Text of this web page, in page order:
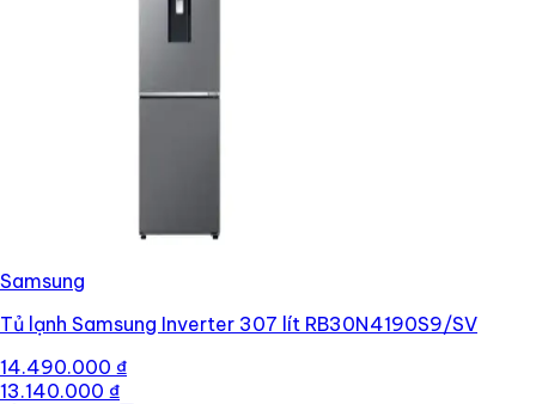
Samsung
Tủ lạnh Samsung Inverter 307 lít RB30N4190S9/SV
14.490.000 ₫
13.140.000 ₫